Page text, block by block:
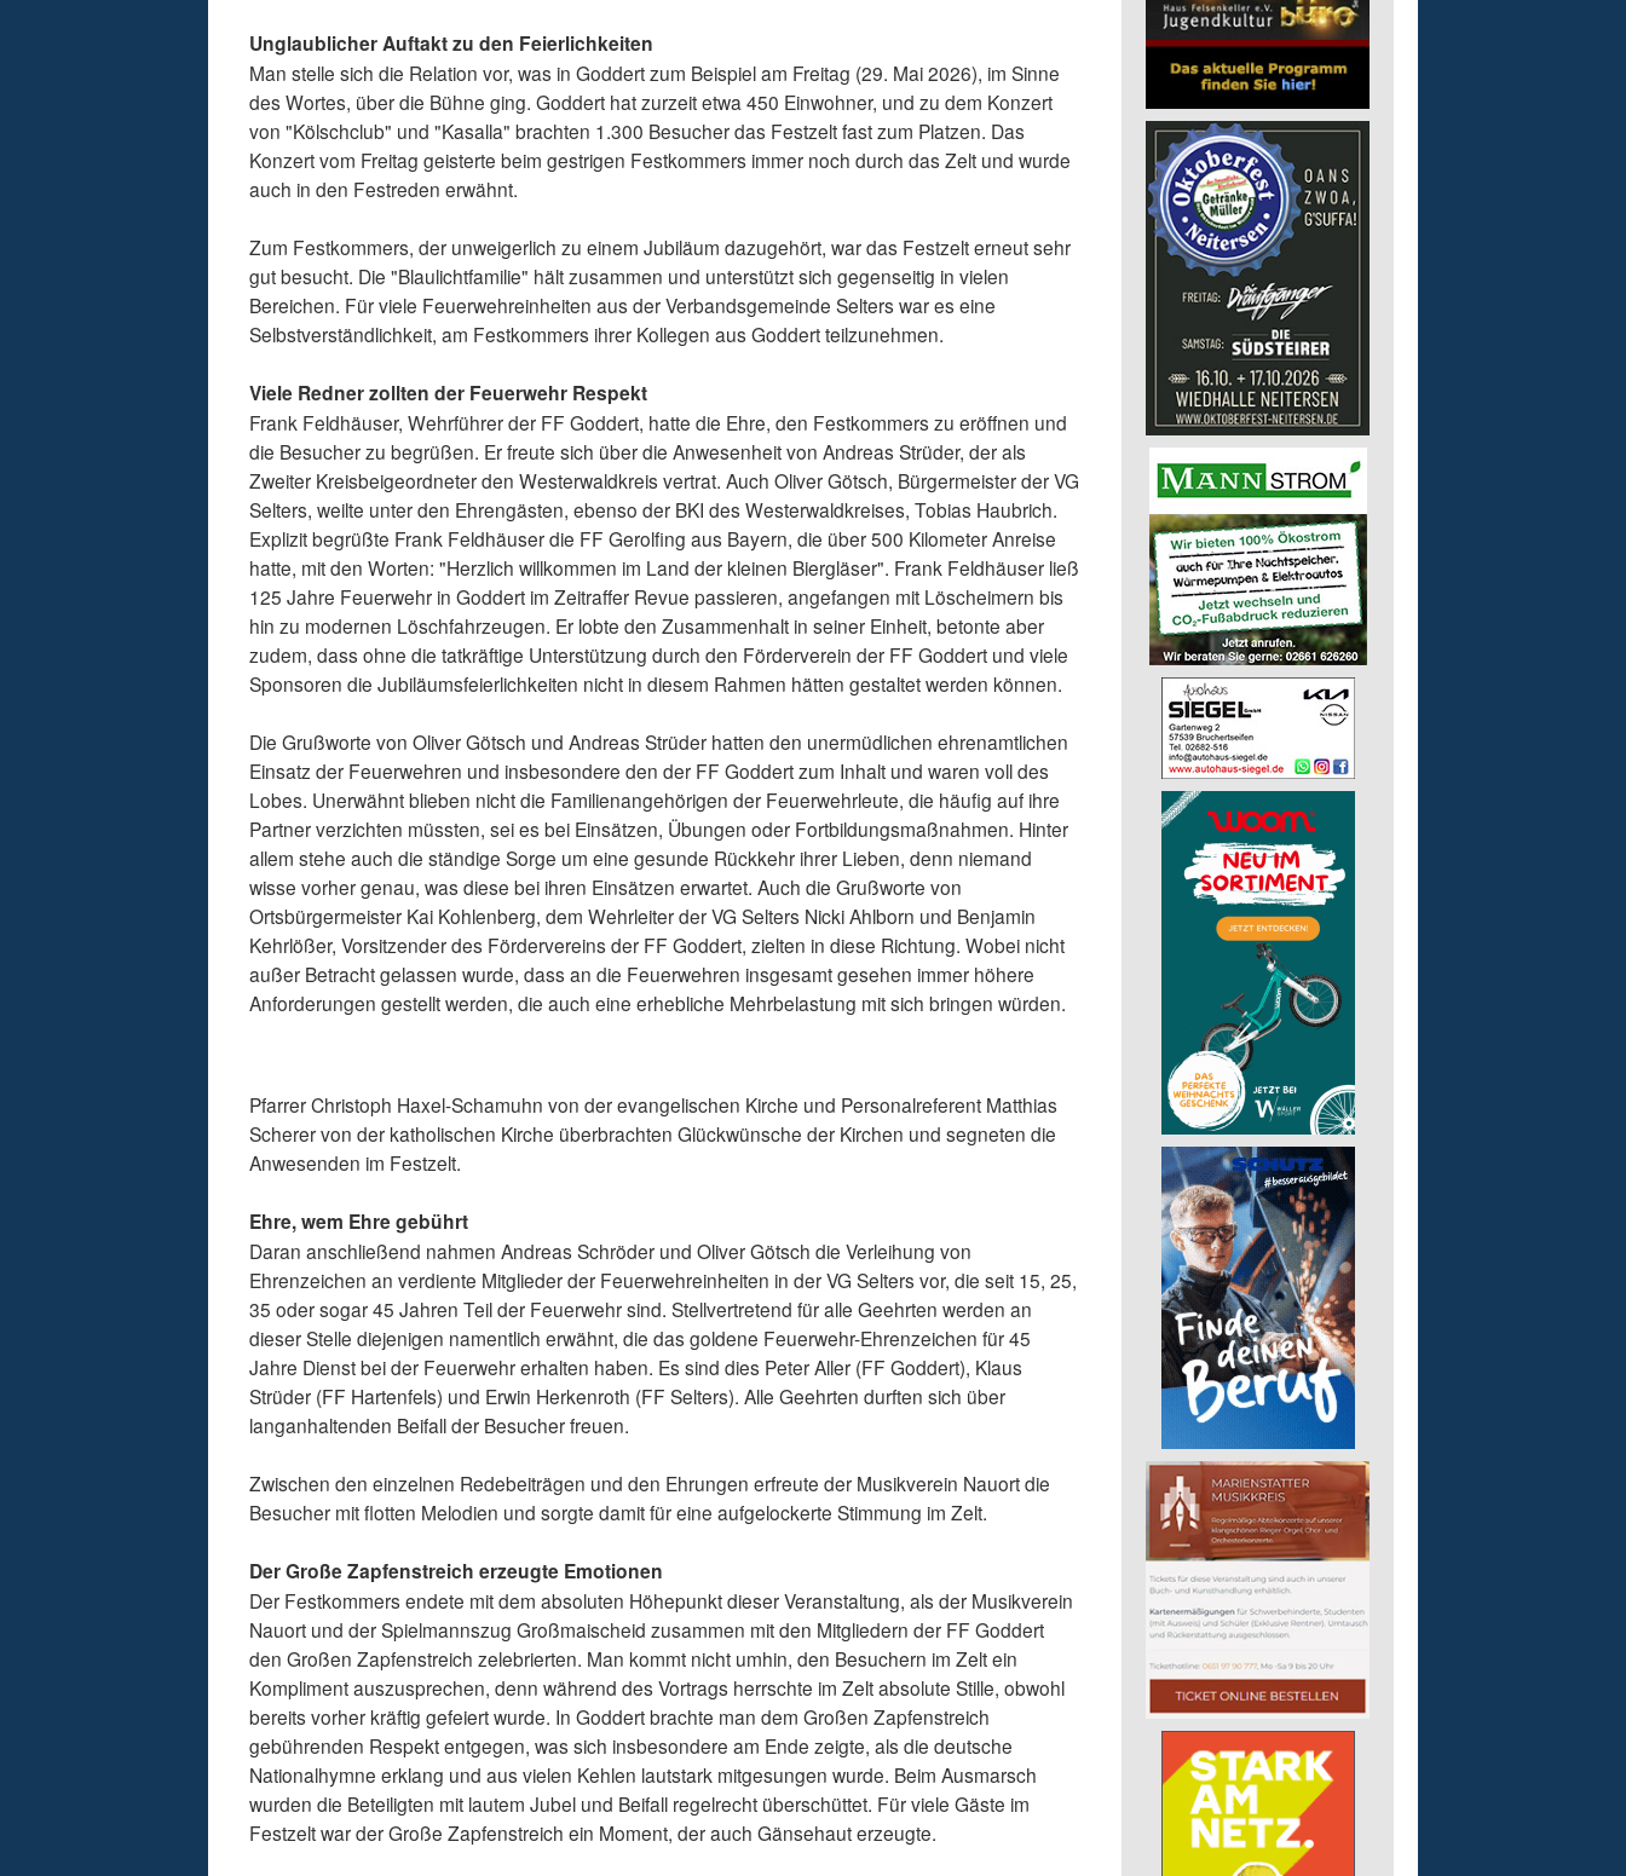
Unglaublicher Auftakt zu den Feierlichkeiten
Man stelle sich die Relation vor, was in Goddert zum Beispiel am Freitag (29. Mai 2026), im Sinne
des Wortes, über die Bühne ging. Goddert hat zurzeit etwa 450 Einwohner, und zu dem Konzert
von "Kölschclub" und "Kasalla" brachten 1.300 Besucher das Festzelt fast zum Platzen. Das
Konzert vom Freitag geisterte beim gestrigen Festkommers immer noch durch das Zelt und wurde
auch in den Festreden erwähnt.
Zum Festkommers, der unweigerlich zu einem Jubiläum dazugehört, war das Festzelt erneut sehr
gut besucht. Die "Blaulichtfamilie" hält zusammen und unterstützt sich gegenseitig in vielen
Bereichen. Für viele Feuerwehreinheiten aus der Verbandsgemeinde Selters war es eine
Selbstverständlichkeit, am Festkommers ihrer Kollegen aus Goddert teilzunehmen.
Viele Redner zollten der Feuerwehr Respekt
Frank Feldhäuser, Wehrführer der FF Goddert, hatte die Ehre, den Festkommers zu eröffnen und
die Besucher zu begrüßen. Er freute sich über die Anwesenheit von Andreas Strüder, der als
Zweiter Kreisbeigeordneter den Westerwaldkreis vertrat. Auch Oliver Götsch, Bürgermeister der VG
Selters, weilte unter den Ehrengästen, ebenso der BKI des Westerwaldkreises, Tobias Haubrich.
Explizit begrüßte Frank Feldhäuser die FF Gerolfing aus Bayern, die über 500 Kilometer Anreise
hatte, mit den Worten: "Herzlich willkommen im Land der kleinen Biergläser". Frank Feldhäuser ließ
125 Jahre Feuerwehr in Goddert im Zeitraffer Revue passieren, angefangen mit Löscheimern bis
hin zu modernen Löschfahrzeugen. Er lobte den Zusammenhalt in seiner Einheit, betonte aber
zudem, dass ohne die tatkräftige Unterstützung durch den Förderverein der FF Goddert und viele
Sponsoren die Jubiläumsfeierlichkeiten nicht in diesem Rahmen hätten gestaltet werden können.
Die Grußworte von Oliver Götsch und Andreas Strüder hatten den unermüdlichen ehrenamtlichen
Einsatz der Feuerwehren und insbesondere den der FF Goddert zum Inhalt und waren voll des
Lobes. Unerwähnt blieben nicht die Familienangehörigen der Feuerwehrleute, die häufig auf ihre
Partner verzichten müssten, sei es bei Einsätzen, Übungen oder Fortbildungsmaßnahmen. Hinter
allem stehe auch die ständige Sorge um eine gesunde Rückkehr ihrer Lieben, denn niemand
wisse vorher genau, was diese bei ihren Einsätzen erwartet. Auch die Grußworte von
Ortsbürgermeister Kai Kohlenberg, dem Wehrleiter der VG Selters Nicki Ahlborn und Benjamin
Kehrlößer, Vorsitzender des Fördervereins der FF Goddert, zielten in diese Richtung. Wobei nicht
außer Betracht gelassen wurde, dass an die Feuerwehren insgesamt gesehen immer höhere
Anforderungen gestellt werden, die auch eine erhebliche Mehrbelastung mit sich bringen würden.
Pfarrer Christoph Haxel-Schamuhn von der evangelischen Kirche und Personalreferent Matthias
Scherer von der katholischen Kirche überbrachten Glückwünsche der Kirchen und segneten die
Anwesenden im Festzelt.
Ehre, wem Ehre gebührt
Daran anschließend nahmen Andreas Schröder und Oliver Götsch die Verleihung von
Ehrenzeichen an verdiente Mitglieder der Feuerwehreinheiten in der VG Selters vor, die seit 15, 25,
35 oder sogar 45 Jahren Teil der Feuerwehr sind. Stellvertretend für alle Geehrten werden an
dieser Stelle diejenigen namentlich erwähnt, die das goldene Feuerwehr-Ehrenzeichen für 45
Jahre Dienst bei der Feuerwehr erhalten haben. Es sind dies Peter Aller (FF Goddert), Klaus
Strüder (FF Hartenfels) und Erwin Herkenroth (FF Selters). Alle Geehrten durften sich über
langanhaltenden Beifall der Besucher freuen.
Zwischen den einzelnen Redebeiträgen und den Ehrungen erfreute der Musikverein Nauort die
Besucher mit flotten Melodien und sorgte damit für eine aufgelockerte Stimmung im Zelt.
Der Große Zapfenstreich erzeugte Emotionen
Der Festkommers endete mit dem absoluten Höhepunkt dieser Veranstaltung, als der Musikverein
Nauort und der Spielmannszug Großmaischeid zusammen mit den Mitgliedern der FF Goddert
den Großen Zapfenstreich zelebrierten. Man kommt nicht umhin, den Besuchern im Zelt ein
Kompliment auszusprechen, denn während des Vortrags herrschte im Zelt absolute Stille, obwohl
bereits vorher kräftig gefeiert wurde. In Goddert brachte man dem Großen Zapfenstreich
gebührenden Respekt entgegen, was sich insbesondere am Ende zeigte, als die deutsche
Nationalhymne erklang und aus vielen Kehlen lautstark mitgesungen wurde. Beim Ausmarsch
wurden die Beteiligten mit lautem Jubel und Beifall regelrecht überschüttet. Für viele Gäste im
Festzelt war der Große Zapfenstreich ein Moment, der auch Gänsehaut erzeugte.